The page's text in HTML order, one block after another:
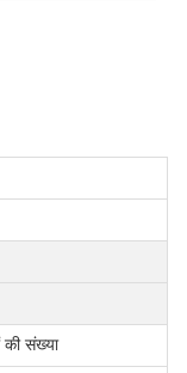
की संख्या